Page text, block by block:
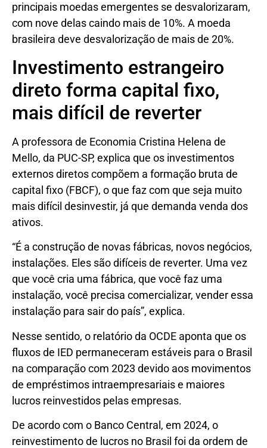
principais moedas emergentes se desvalorizaram,
com nove delas caindo mais de 10%. A moeda
brasileira deve desvalorização de mais de 20%.
Investimento estrangeiro
direto forma capital fixo,
mais difícil de reverter
A professora de Economia Cristina Helena de
Mello, da PUC-SP, explica que os investimentos
externos diretos compõem a formação bruta de
capital fixo (FBCF), o que faz com que seja muito
mais difícil desinvestir, já que demanda venda dos
ativos.
“É a construção de novas fábricas, novos negócios,
instalações. Eles são difíceis de reverter. Uma vez
que você cria uma fábrica, que você faz uma
instalação, você precisa comercializar, vender essa
instalação para sair do país”, explica.
Nesse sentido, o relatório da OCDE aponta que os
fluxos de IED permaneceram estáveis para o Brasil
na comparação com 2023 devido aos movimentos
de empréstimos intraempresariais e maiores
lucros reinvestidos pelas empresas.
De acordo com o Banco Central, em 2024, o
reinvestimento de lucros no Brasil foi da ordem de